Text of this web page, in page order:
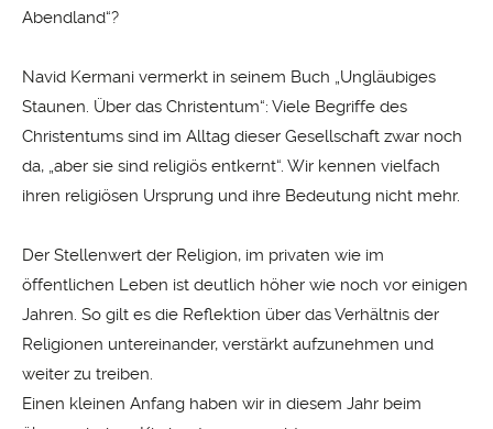
Abendland“?
Navid Kermani vermerkt in seinem Buch „Ungläubiges
Staunen. Über das Christentum“: Viele Begriffe des
Christentums sind im Alltag dieser Gesellschaft zwar noch
da, „aber sie sind religiös entkernt“. Wir kennen vielfach
ihren religiösen Ursprung und ihre Bedeutung nicht mehr.
Der Stellenwert der Religion, im privaten wie im
öffentlichen Leben ist deutlich höher wie noch vor einigen
Jahren. So gilt es die Reflektion über das Verhältnis der
Religionen untereinander, verstärkt aufzunehmen und
weiter zu treiben.
Einen kleinen Anfang haben wir in diesem Jahr beim